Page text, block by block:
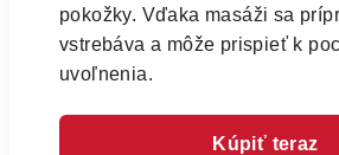
pokožky. Vďaka masáži sa
vstrebáva a môže prispieť k
uvoľnenia.
Kúpiť teraz